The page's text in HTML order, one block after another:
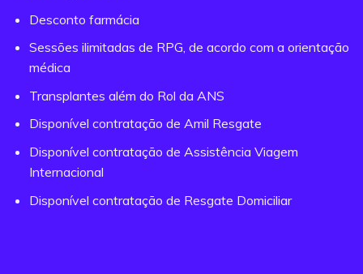
Desconto farmácia
Sessões ilimitadas de RPG, de acordo com a orientação
médica
Transplantes além do Rol da ANS
Disponível contratação de Amil Resgate
Disponível contratação de Assistência Viagem
Internacional
Disponível contratação de Resgate Domiciliar